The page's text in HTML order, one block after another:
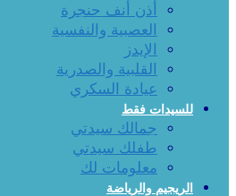
أذن أنف حنجرة
العصبية والنفسية
الإيدز
القلبية والصدرية
عيادة السكري
للسيدات فقط
جمالك سيدتي
طفلك سيدتي
معلومات لك
الريجيم والرياضة